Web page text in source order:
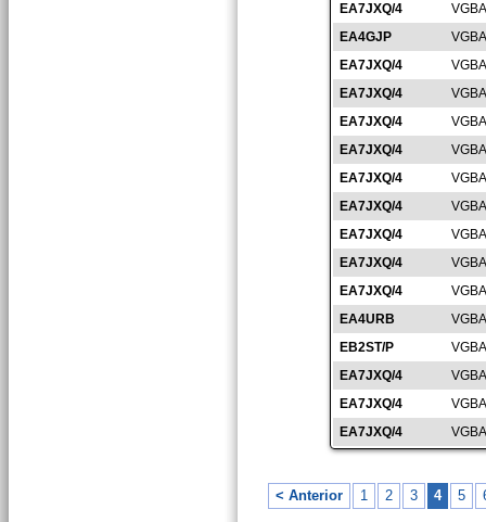
EA7JXQ/4
EA4GJP
EA7JXQ/4
EA7JXQ/4
EA7JXQ/4
EA7JXQ/4
EA7JXQ/4
EA7JXQ/4
EA7JXQ/4
EA7JXQ/4
EA7JXQ/4
EA4URB
EB2ST/P
EA7JXQ/4
EA7JXQ/4
EA7JXQ/4
< Anterior 1 2 3 4 5